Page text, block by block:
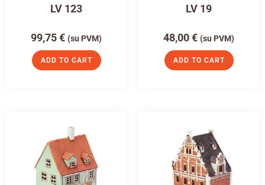
LV 123
99,75€ (su PVM)
ADD TO CART
LV 19
48,00€ (su PVM)
ADD TO CART